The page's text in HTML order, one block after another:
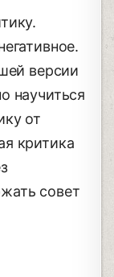
версии
научиться
от
критика
совет